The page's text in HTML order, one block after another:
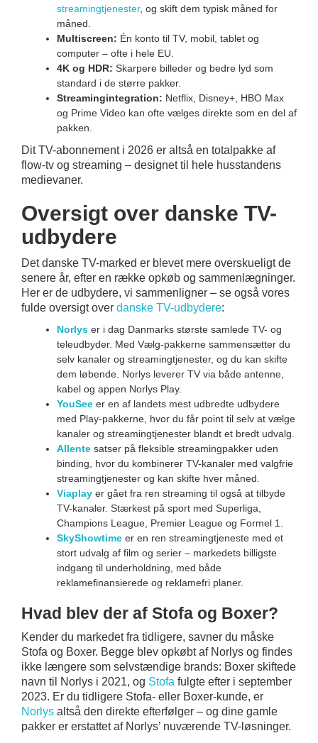
streamingtjenester, og skift dem typisk måned for
måned.
Multiscreen: Én konto til TV, mobil, tablet og
computer – ofte i hele EU.
4K og HDR: Skarpere billeder og bedre lyd som
standard i de større pakker.
Streamingintegration: Netflix, Disney+, HBO Max
og Prime Video kan ofte vælges direkte som en del af
pakken.
Dit TV-abonnement i 2026 er altså en totalpakke af
flow-tv og streaming – designet til hele husstandens
medievaner.
Oversigt over danske TV-
udbydere
Det danske TV-marked er blevet mere overskueligt de
senere år, efter en række opkøb og sammenlægninger.
Her er de udbydere, vi sammenligner – se også vores
fulde oversigt over danske TV-udbydere:
Norlys er i dag Danmarks største samlede TV- og
teleudbyder. Med Vælg-pakkerne sammensætter du
selv kanaler og streamingtjenester, og du kan skifte
dem løbende. Norlys leverer TV via både antenne,
kabel og appen Norlys Play.
YouSee er en af landets mest udbredte udbydere
med Play-pakkerne, hvor du får point til selv at vælge
kanaler og streamingtjenester blandt et bredt udvalg.
Allente satser på fleksible streamingpakker uden
binding, hvor du kombinerer TV-kanaler med valgfrie
streamingtjenester og kan skifte hver måned.
Viaplay er gået fra ren streaming til også at tilbyde
TV-kanaler. Stærkest på sport med Superliga,
Champions League, Premier League og Formel 1.
SkyShowtime er en ren streamingtjeneste med et
stort udvalg af film og serier – markedets billigste
indgang til underholdning, med både
reklamefinansierede og reklamefri planer.
Hvad blev der af Stofa og Boxer?
Kender du markedet fra tidligere, savner du måske
Stofa og Boxer. Begge blev opkøbt af Norlys og findes
ikke længere som selvstændige brands: Boxer skiftede
navn til Norlys i 2021, og Stofa fulgte efter i september
2023. Er du tidligere Stofa- eller Boxer-kunde, er
Norlys altså den direkte efterfølger – og dine gamle
pakker er erstattet af Norlys’ nuværende TV-løsninger.